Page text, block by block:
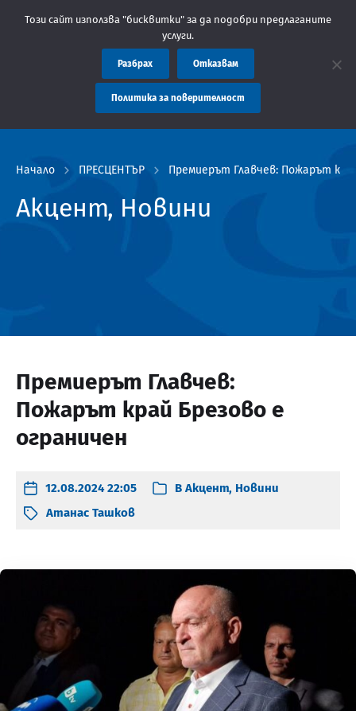
администрация Пловдив препоръчва заплащането на
Начало ПРЕСЦЕНТЪР Премиерът Главчев: Пожарът
Акцент, Новини
Премиерът Главчев:
Пожарът край Брезово е
ограничен
12.08.2024 22:05 В Акцент, Новини
Атанас Ташков
Този сайт използва "бисквитки" за да подобри предлаганите
услуги.
Разбрах Отказвам
Политика за поверителност